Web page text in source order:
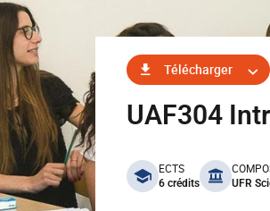
Télécharger
UAF304
benefits
ECTS
6 crédits UFR